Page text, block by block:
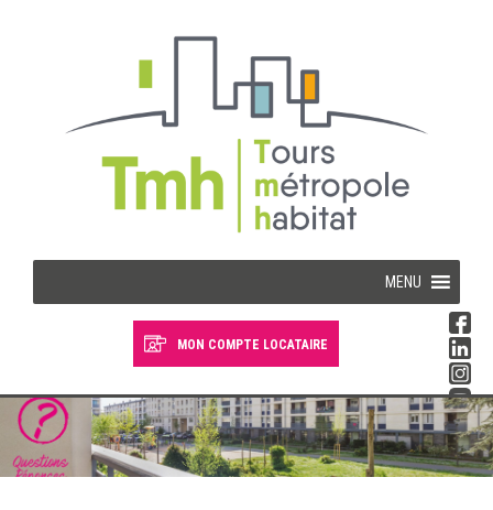
MENU
MON COMPTE LOCATAIRE
Devenir locataire Devenir propriétaire